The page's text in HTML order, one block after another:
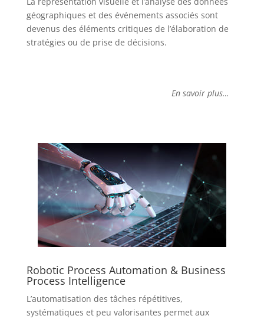
géographiques et des événements associés sont
devenus des éléments critiques de l’élaboration de
stratégies ou de prise de décisions.
En savoir plus…
Robotic Process Automation & Business
Process Intelligence
L’automatisation des tâches répétitives,
systématiques et peu valorisantes permet aux